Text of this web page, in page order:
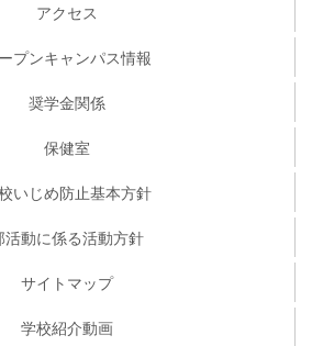
アクセス
プンキャンパス情報
奨学金関係
保健室
いじめ防止基本方針
活動に係る活動方針
サイトマップ
学校紹介動画